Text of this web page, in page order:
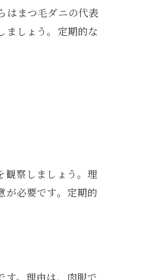
はまつ毛ダニの代表
ましょう。定期的な
観察しましょう。理
が必要です。定期的
す。理由は、肉眼で